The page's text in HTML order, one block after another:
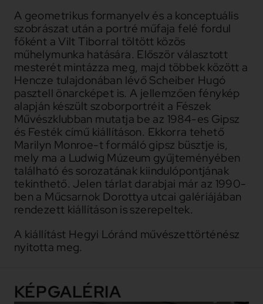
A geometrikus formanyelv és a konceptuális
szobrászat után a portré műfaja felé fordul
főként a Vilt Tiborral töltött közös
műhelymunka hatására. Először választott
mesterét mintázza meg, majd többek között a
Hencze tulajdonában lévő Scheiber Hugó
pasztell önarcképet is. A jellemzően fénykép
alapján készült szoborportréit a Fészek
Művészklubban mutatja be az 1984-es Gipsz
és Festék című kiállításon. Ekkorra tehető
Marilyn Monroe-t formáló gipsz büsztje is,
mely ma a Ludwig Múzeum gyűjteményében
található és sorozatának kiindulópontjának
tekinthető. Jelen tárlat darabjai már az 1990-
ben a Műcsarnok Dorottya utcai galériájában
rendezett kiállításon is szerepeltek.
A kiállítást Hegyi Lóránd művészettörténész
nyitotta meg.
KÉPGALÉRIA